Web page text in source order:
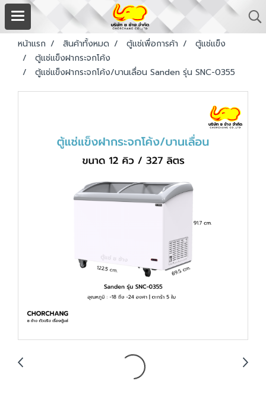
หน้าแรก สินค้าทั้งหมด ตู้แช่เพื่อการค้า
ตู้แช่แข็ง
ตู้แช่แข็งฝากระจกโค้ง
ตู้แช่แข็งฝากระจกโค้ง/บานเลื่อน Sanden รุ่น SNC-0355